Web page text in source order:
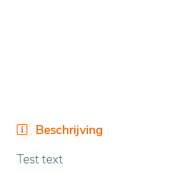
Beschrijving
Test text